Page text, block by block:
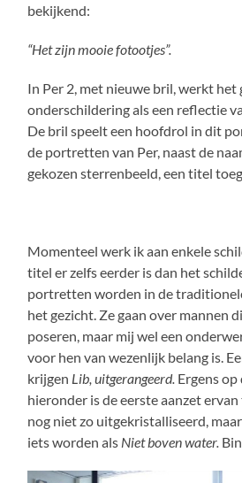
bekijkend:
“Het zijn mooie fotootjes”.
In Per 2, met nieuwe bril, werkt het
onderschildering als een reflectie
De bril speelt een hoofdrol in dit
de portretten van Per, naast de
gekozen sterrenbeeld, een titel
Momenteel werk ik aan enkele
titel er zelfs eerder is dan het
portretten worden in de
het gezicht. Ze gaan over mannen
poseren, maar mij wel een
voor hen van wezenlijk belang is.
krijgen Lib, uitgerangeerd. Ergens
hieronder is de eerste aanzet ervan
nog niet zo uitgekristalliseerd,
iets worden als Niet boven water.